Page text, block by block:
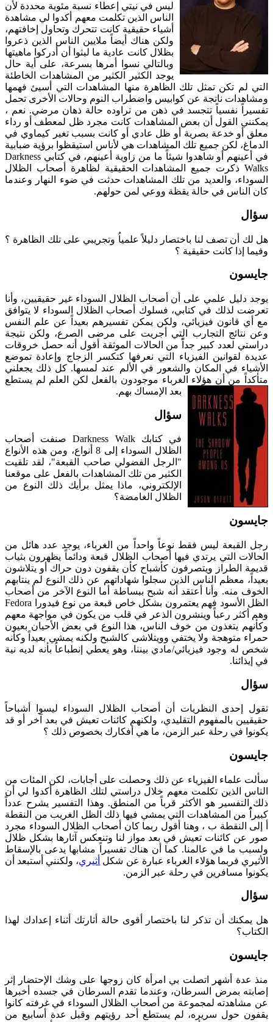
ليس في نيتي إعطاء نسبة مئوية محددة لأن
الناس الذين تكلمت معهم أكدوا لي مشاهدة
أشياء حقيقية كانت تتحرك وتحاول إخافتهم،
ولكن هناك أيضاً ملايين الناس الذين ذعروا
بظلال كانت عادية ما لبثوا أن أدركوا ماهيتها
وبالتالي نسوا أمرها بسرعة، على أية حال
يوجد الكثير الكثير من المشاهدات الخاطئة
التي لم تكن تمثل تلك الظاهرة منها المشاهدات التي أسيئ فهمها
ومشاهدات ناتجة عن كوابيس واضطراب النوم وحالات الأخرى تحمل
تفسيراً نفسياً تتجسد في ذهن من تراوده حالة ذهان مرضي. نعم ،
يمكنني القول أن بعض المشاهدات كانت مجرد ظل لمعطف أو رداء
معلق أو خدعة بصرية أو ظل عادي أو كانت بسبب تغير كيماوي في
الدماغ، لكن جميع تلك المشاهدات هي لأناس استيقظوا برؤية ضبابية
في أعينهم أو شاهدوا شيئاً ما من زاوية أعينهم، في كتابي Darkness
Walks ذكرت جميع المشاهدات الحقيقية لظاهرة أصحاب الظلال
السوداء، والعديد من تلك المشاهدات حدثت في ضوء النهار وعندما
كان الناس في حالة يقظة ووعي لمن حولهم.
سؤال
هل لك أن تصف لنا باختصار دليلاً علمياُ وتجريبي على تلك الظاهرة ؟
وفيما إذا كانت حقيقية ؟
جايسون
يوجد دليل علمي على أن أصحاب الظلال السوداء غير حقيقيين، وأنا
تعرضت لذلك في كتابي، فسلوك أصحاب الظلال السوداء لا يتوافق
مع أي قانون فيزيائي، ولكن يمكن تفسيرهم بعيداً عن علم النفس
وعن نتائج التجارب التي أجريت على مرضى الصرع، ولكن نتيجة
دراستي لعدد كبير جداًً من الحالات الموثقة أقول أنه حصل خروقات
عديدة لقوانين الفيزياء التي نعرفها كتكسر الزجاج وإعادة تموضع
الأشياء في المكان والشعور في الألم عند لمسها. كل ذلك يجعلني
متأكداً من أن هؤلاء الغرباء موجودون بالفعل لكن العلم لم يستطع
بعد الإمساك بهم.
سؤال
في كتابك Darkness Walk صنفت أصحاب
الظلال السوداء إلى 8 أنواع، ومن هذه الأنواع
"الرجل الفضولي صاحب القبعة"، لقد تلقيت
الكثير من تلك المشاهدات بالفعل على موقعنا
الإلكتروني، ماذا يمثل برأيك ذلك النوع من
الظلال الغامضة؟
جايسون
رجل القبعة ليس فقط نوعاً واحداً من الغرباء، يوجد عدد هائل من
الحالات التي يرتدي فيها أصحاب الظلال قبعة ودائماً يظهرون بثياب
قديمة الطراز ويتصرفون كأشباح كأن يقفون دون حراك أو يتلاشون
بعيداً، معظم الناس الذين سجلوا شهاداتهم عن ذلك النوع لم ينتابهم
الخوف منه. وأنا أعتقد أنه شبح ببساطة أما النوع الآخر من أصحاب
الظل الأسود فهم يعتمرون بشكل خاص قبعة من نوع فيدورا Fedora
وهم أكثر رعباً وينشرون الذعر في قلب من يكون في مواجهة معهم
وكأنهم يتغذون من خوف الناس، هذا النوع في بعض الأحيان بعيون
حمراء متوهجة ولا يختفي وويتلاشى كالشبح ولكنه يمشي بعيداً وكأنه
شخص له وجود فيزيائي/مادي بيننا، وهو يعطي إنطباعاُ بأنه لديه نية
في إيذائنا.
سؤال
تقول إحدى النظريات أن أصحاب الظلال السوداء ليسوا أشباحاً
حقيقيين بالمفهوم التقليدي، ولكنهم كائنات تعيش في بعد آخر أو قد
يكونوا في رحلة عبر الزمن، ما هي أفكارك بخصوص ذلك ؟
جايسون
سألت علماء الفيزياء عن ذلك وحصلت على أجابات، لكن المئات من
الناس الذين تكلمت معهم خلال دراستي لتلك الظاهرة أكدوا لي أن
ذلك التفسير هو الأكثر قرباً من المنطق. وهذا التفسير يشرح عدداً
كبيراًُ من المشاهدات التي يمشي فيها ذلك الظل الغريب من النقطة
أ إلى النقطة ب ، وهنا أقول ربما كان أصحاب الظلال السوداء مجرد
صور عن كائنات تعيش في بعد مواز لنا وتنعكس آثارها بشكل ظلال
ولسبب ما في عالمنا. كما أن هناك تفسيراً مشابها يدعى بالإسقاط
الأثيري فربما هؤلاء الغرباء عبارة عن شكل أثيري، ولكنني أستبعد أن
يكونوا مسافرين في رحلة عبر الزمن.
سؤال
هل يمكنك أن تذكر لنا باختصار أقوى حالة أثارتك أثناء إعدادك لهذا
الكتاب؟
جايسون
منذ عدة أشهر اتصلت بي امرأة كان زوجها على وشك الإحتضار إثر
إصابته بمرض السرطان، وعندما تقدم السرطان في جسده أخبرها
عن مشاهدته لمجموعة من أصحاب الظلال السوداء في غرفته كانوا
يقفون حول سريره، لم يستطع أحد رؤيتهم وقبل عدة أسابيع من